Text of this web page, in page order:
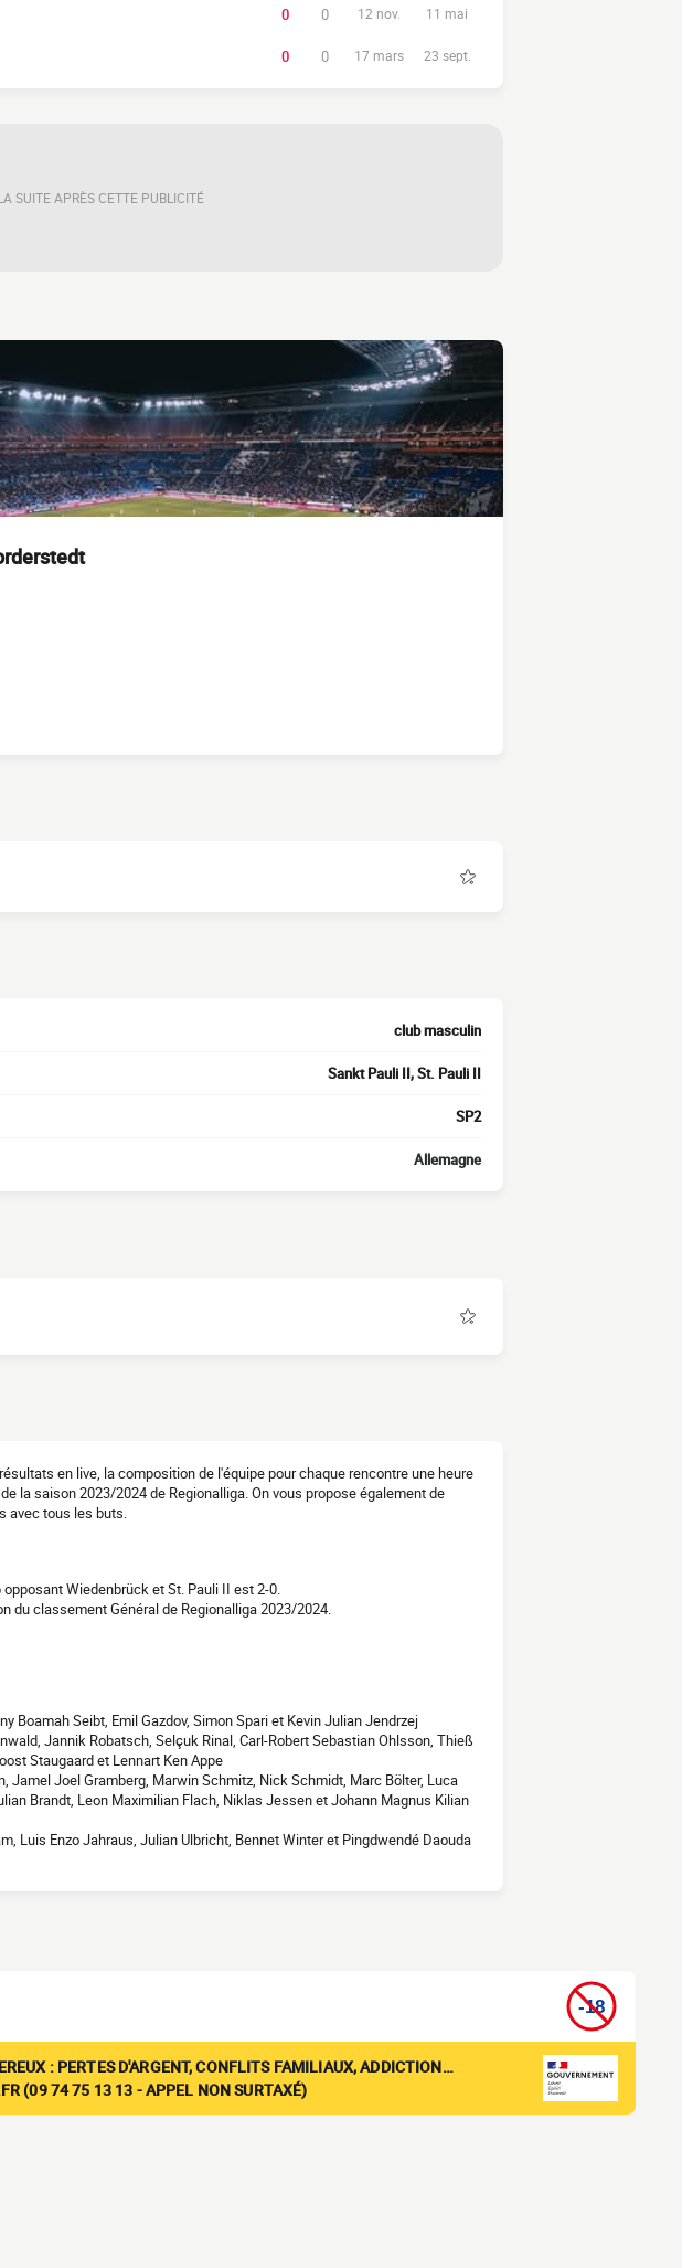
0 0 12 nov. 11 mai
0 0 17 mars 23 sept.
SUITE APRÈS CETTE PUBLICITÉ
club masculin
Sankt Pauli II, St. Pauli II
SP2
Allemagne
en live, la composition de l'équipe pour chaque rencontre une heure
la saison 2023/2024 de Regionalliga. On vous propose également de
avec tous les buts.
Wiedenbrück et St. Pauli II est 2-0.
du classement Général de Regionalliga 2023/2024.
Boamah Seibt, Emil Gazdov, Simon Spari et Kevin Julian Jendrzej
Jannik Robatsch, Selçuk Rinal, Carl-Robert Sebastian Ohlsson, Thieß
Staugaard et Lennart Ken Appe
Jamel Joel Gramberg, Marwin Schmitz, Nick Schmidt, Marc Bölter, Luca
Brandt, Leon Maximilian Flach, Niklas Jessen et Johann Magnus Kilian
Luis Enzo Jahraus, Julian Ulbricht, Bennet Winter et Pingdwendé Daouda
: PERTES D'ARGENT, CONFLITS FAMILIAUX, ADDICTION…
(09 74 75 13 13 - APPEL NON SURTAXÉ)